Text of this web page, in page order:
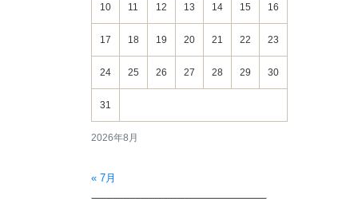
2026年8月
10 11 12 13 14 15 16
17 18 19 20 21 22 23
24 25 26 27 28 29 30
31
« 7月